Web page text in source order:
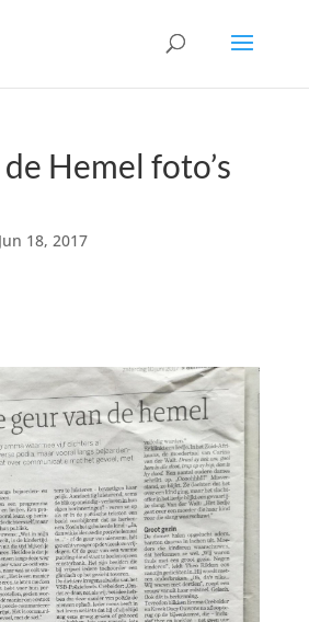
Hemel foto’s
Jun 18, 2017